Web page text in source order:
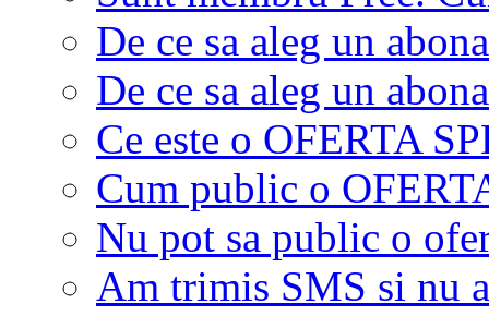
De ce sa aleg un
De ce sa aleg un
Ce este o OFERTA
Cum public o
Nu pot sa public o
Am trimis SMS si nu